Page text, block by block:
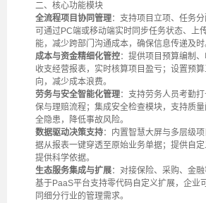
二、核心功能模块
全流程项目协同管理：支持项目立项、任务
可通过PC端或移动端实时同步任务状态、上
能，减少跨部门沟通成本，确保信息传递及时
成本与资金精细化管控：提供项目预算编制
收支经营报表，实时核算项目盈亏；设置预
向，减少成本浪费。
劳务与安全智能化管理：支持劳务人员考勤
保与理赔流程；集成安全检查模块，支持质
全隐患，降低事故风险。
数据驱动决策支持：内置智慧大屏与多层级
据从报表一键穿透至原始业务单据；提供自
提供科学依据。
生态服务集成与扩展：对接保险、采购、金
基于PaaS平台支持零代码自定义扩展，企业
同细分行业的管理需求。